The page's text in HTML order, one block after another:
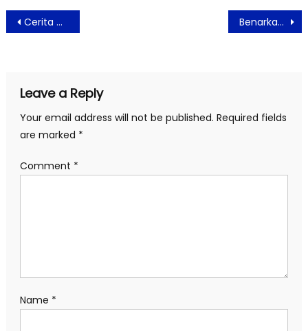
Post
navigation
Cerita Ghosting Versi Syahiba Saufa, Pedangdut dari Banyuwangi Benarkah Viagra Bermanfaat Untuk Turunkan Resiko Jantung Pria, Ini Faktanya
Leave a Reply
Your email address will not be published. Required fields
are marked *
Comment *
Name *